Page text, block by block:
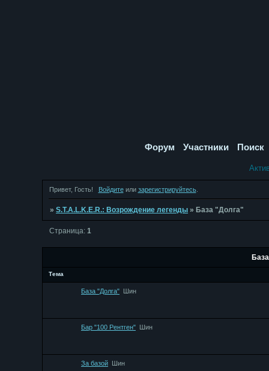
Форум Участники Поиск
Привет, Гость! Войдитеили зарегистрируйтесь.
»S.T.A.L.K.E.R.: Возрождение легенды » База "Долга"
Страница:1
Тема
База "Долга" Шин
Бар "100 Рентген" Шин
За базой Шин